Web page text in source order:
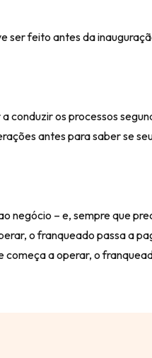
ser feito antes da
os processos
antes para saber se
negócio – e, sempre que
o franqueado passa a
a operar, o